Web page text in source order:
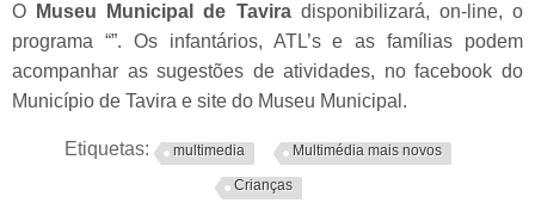
O Museu Municipal de Taviradisponibilizará, on-line, o
programa “”. Os infantários, ATL’s e as famílias podem
acompanhar as sugestões de atividades, no facebook do
Município de Tavira e site do Museu Municipal.
Etiquetas: multimedia Multimédia mais novos
Crianças